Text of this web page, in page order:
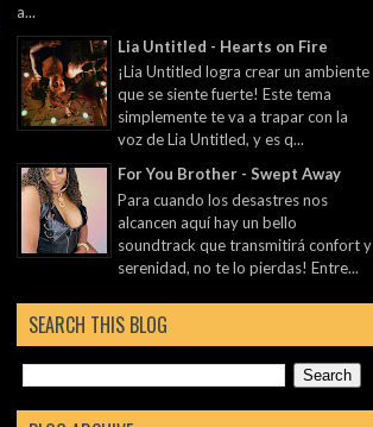
a...
Lia Untitled - Hearts on Fire
¡Lia Untitled logra crear un ambiente
que se siente fuerte! Este tema
simplemente te va a trapar con la
voz de Lia Untitled, y es q...
For You Brother - Swept Away
Para cuando los desastres nos
alcancen aquí hay un bello
soundtrack que transmitirá confort y
serenidad, no te lo pierdas! Entre...
SEARCH THIS BLOG